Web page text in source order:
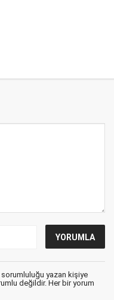
sorumluluğu yazan kişiye
değildir. Her bir yorum